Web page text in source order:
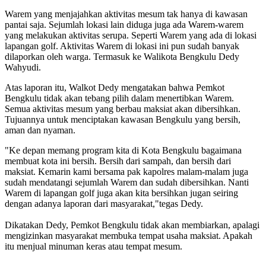
Warem yang menjajahkan aktivitas mesum tak hanya di kawasan
pantai saja. Sejumlah lokasi lain diduga juga ada Warem-warem
yang melakukan aktivitas serupa. Seperti Warem yang ada di lokasi
lapangan golf. Aktivitas Warem di lokasi ini pun sudah banyak
dilaporkan oleh warga. Termasuk ke Walikota Bengkulu Dedy
Wahyudi.
Atas laporan itu, Walkot Dedy mengatakan bahwa Pemkot
Bengkulu tidak akan tebang pilih dalam menertibkan Warem.
Semua aktivitas mesum yang berbau maksiat akan dibersihkan.
Tujuannya untuk menciptakan kawasan Bengkulu yang bersih,
aman dan nyaman.
"Ke depan memang program kita di Kota Bengkulu bagaimana
membuat kota ini bersih. Bersih dari sampah, dan bersih dari
maksiat. Kemarin kami bersama pak kapolres malam-malam juga
sudah mendatangi sejumlah Warem dan sudah dibersihkan. Nanti
Warem di lapangan golf juga akan kita bersihkan jugan seiring
dengan adanya laporan dari masyarakat,"tegas Dedy.
Dikatakan Dedy, Pemkot Bengkulu tidak akan membiarkan, apalagi
mengizinkan masyarakat membuka tempat usaha maksiat. Apakah
itu menjual minuman keras atau tempat mesum.